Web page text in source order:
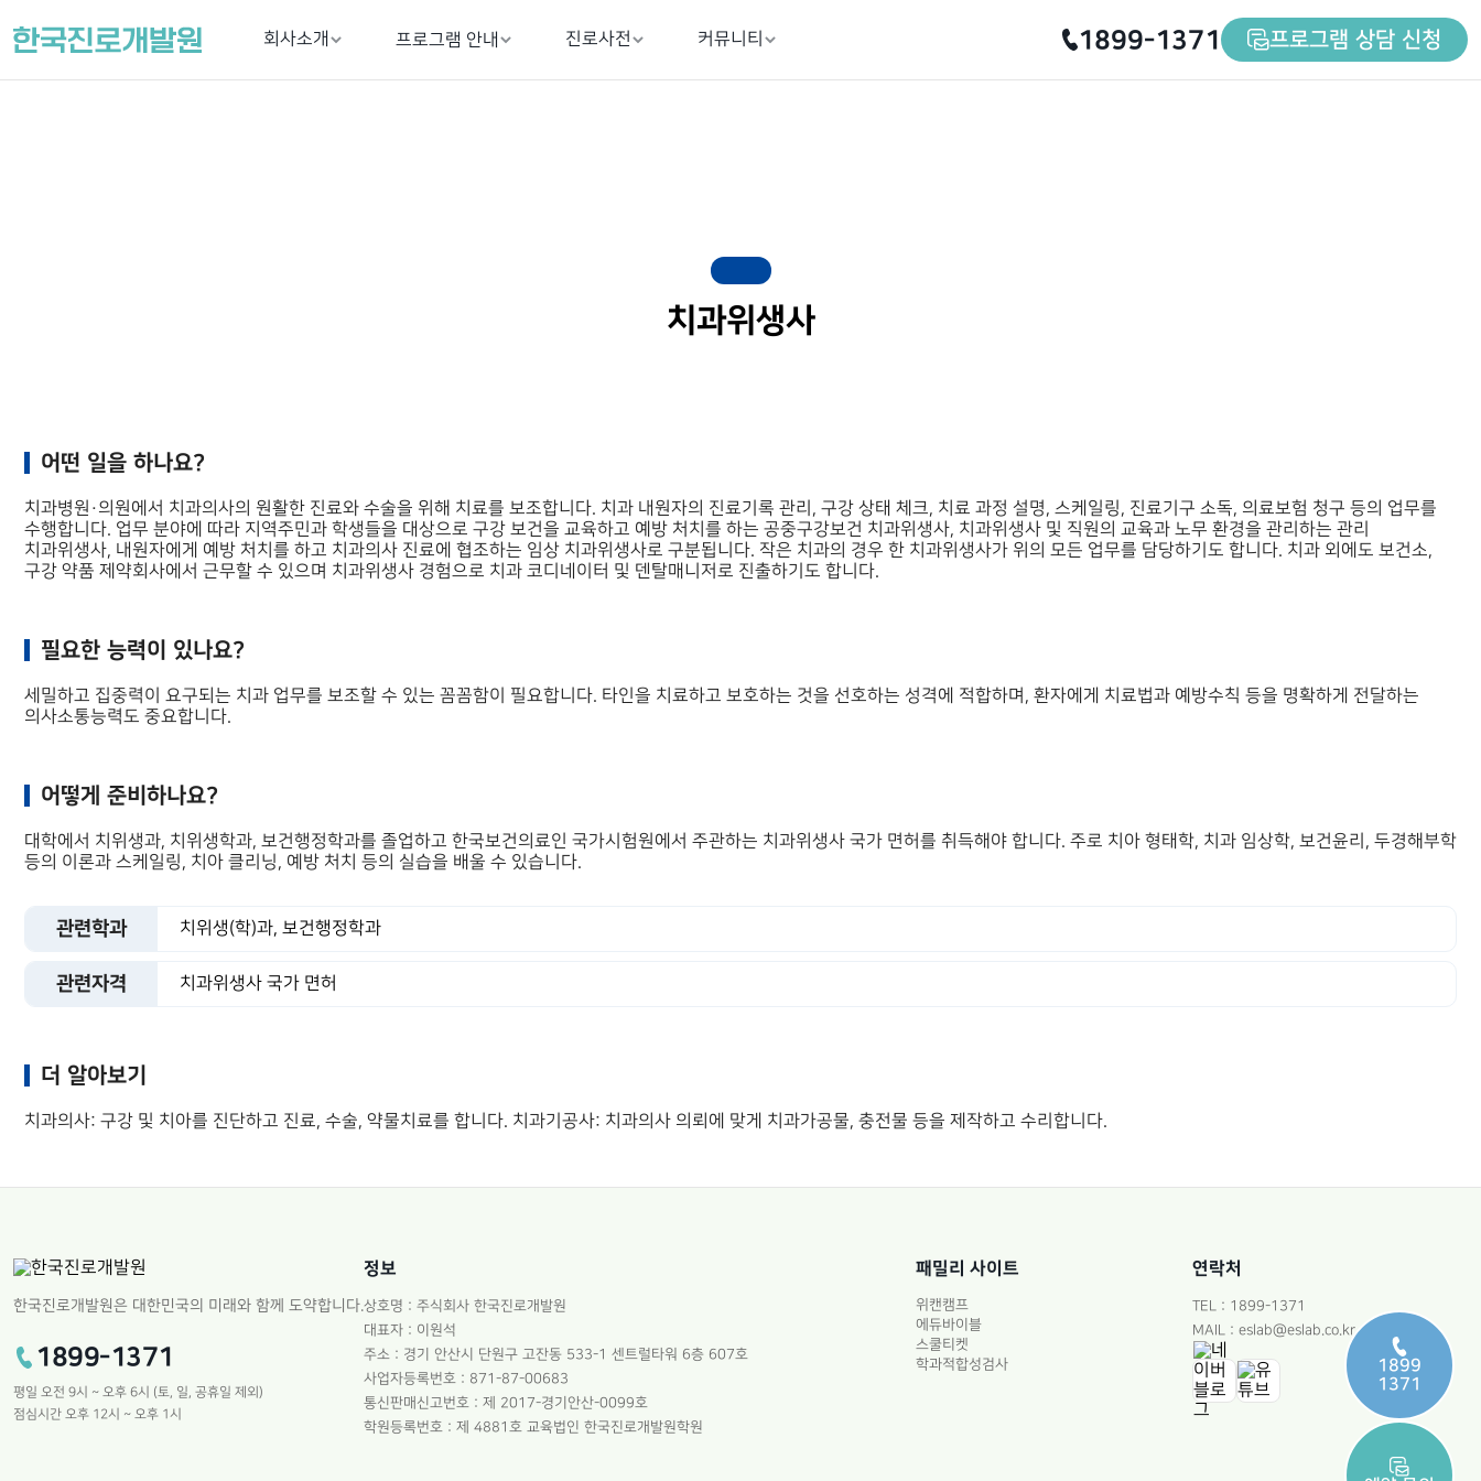
회사소개 프로그램 안내 진로사전 커뮤니티 1899-1371 프로그램 상담 신청
치과위생사
어떤 일을 하나요?
치과병원·의원에서 치과의사의 원활한 진료와 수술을 위해 치료를 보조합니다. 치과 내원자의 진료기록 관리, 구강 상태 체크, 치료 과정 설명, 스케일링, 진료기구 소독, 의료보험 청구 등의 업무를
수행합니다. 업무 분야에 따라 지역주민과 학생들을 대상으로 구강 보건을 교육하고 예방 처치를 하는 공중구강보건 치과위생사, 치과위생사 및 직원의 교육과 노무 환경을 관리하는 관리
치과위생사, 내원자에게 예방 처치를 하고 치과의사 진료에 협조하는 임상 치과위생사로 구분됩니다. 작은 치과의 경우 한 치과위생사가 위의 모든 업무를 담당하기도 합니다. 치과 외에도 보건소,
구강 약품 제약회사에서 근무할 수 있으며 치과위생사 경험으로 치과 코디네이터 및 덴탈매니저로 진출하기도 합니다.
필요한 능력이 있나요?
세밀하고 집중력이 요구되는 치과 업무를 보조할 수 있는 꼼꼼함이 필요합니다. 타인을 치료하고 보호하는 것을 선호하는 성격에 적합하며, 환자에게 치료법과 예방수칙 등을 명확하게 전달하는
의사소통능력도 중요합니다.
어떻게 준비하나요?
대학에서 치위생과, 치위생학과, 보건행정학과를 졸업하고 한국보건의료인 국가시험원에서 주관하는 치과위생사 국가 면허를 취득해야 합니다. 주로 치아 형태학, 치과 임상학, 보건윤리, 두경해부학
등의 이론과 스케일링, 치아 클리닝, 예방 처치 등의 실습을 배울 수 있습니다.
관련학과 치위생(학)과, 보건행정학과
관련자격 치과위생사 국가 면허
더 알아보기
치과의사: 구강 및 치아를 진단하고 진료, 수술, 약물치료를 합니다. 치과기공사: 치과의사 의뢰에 맞게 치과가공물, 충전물 등을 제작하고 수리합니다.
한국진로개발원은 대한민국의 미래와 함께 도약합니다.
1899-1371
평일 오전 9시 ~ 오후 6시 (토, 일, 공휴일 제외)
점심시간 오후 12시 ~ 오후 1시
정보
상호명 : 주식회사 한국진로개발원
대표자 : 이원석
주소 : 경기 안산시 단원구 고잔동 533-1 센트럴타워 6층 607호
사업자등록번호 : 871-87-00683
통신판매신고번호 : 제 2017-경기안산-0099호
학원등록번호 : 제 4881호 교육법인 한국진로개발원학원
패밀리 사이트
위캔캠프
에듀바이블
스쿨티켓
학과적합성검사
연락처
TEL : 1899-1371
MAIL : eslab@eslab.co.kr
1899
1371